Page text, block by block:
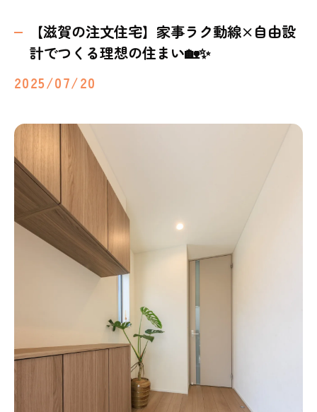
【滋賀の注文住宅】家事ラク動線×自由設
計でつくる理想の住まい🏡✨
2025/07/20